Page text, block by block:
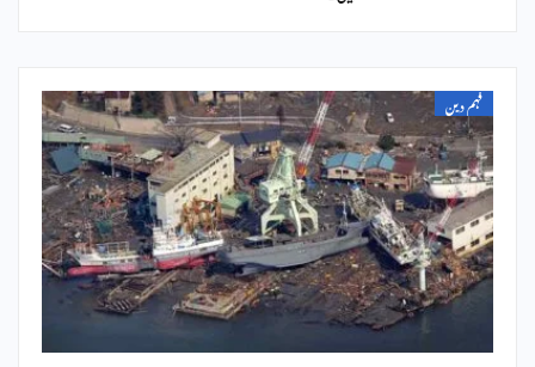
فہم دین